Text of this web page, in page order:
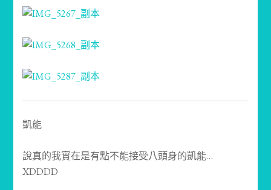
凱能
說真的我實在是有點不能接受八頭身的凱能…
XDDDD